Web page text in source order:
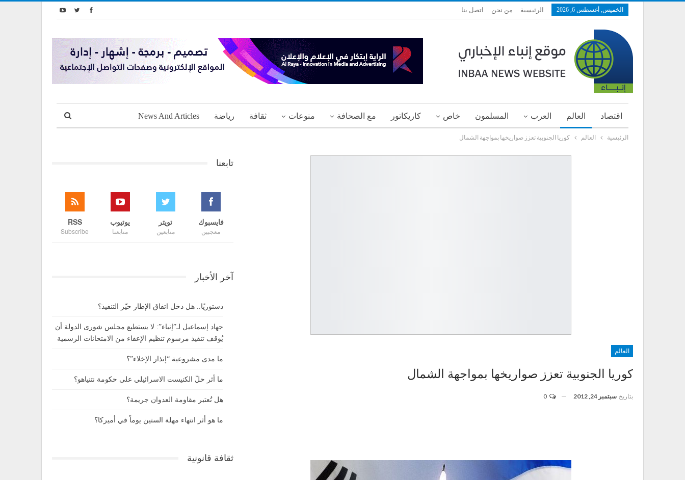
الخميس, أغسطس 6, 2026 الرئيسية من نحن اتصل بنا
اقتصاد العالم العرب المسلمون خاص كاريكاتور مع الصحافة منوعات ثقافة رياضة News And Articles
الرئيسية العالم كوريا الجنوبية تعزز صواريخها بمواجهة الشمال
العالم
كوريا الجنوبية تعزز صواريخها بمواجهة الشمال
بتاريخ سبتمبر 24, 2012
تابعنا
فايسبوك
معجبين
تويتر
متابعين
يوتيوب
متابعنا
RSS
Subscribe
آخر الأخبار
دستوريًا.. هل دخل اتفاق الإطار حيّز التنفيذ؟
جهاد إسماعيل لـ”إنباء”: لا يستطيع مجلس شورى الدولة أن
يُوقف تنفيذ مرسوم تنظيم الإعفاء من الامتحانات الرسمية
ما مدى مشروعية “إنذار الإخلاء”؟
ما أثر حلّ الكنيست الاسرائيلي على حكومة نتنياهو؟
هل تُعتبر مقاومة العدوان جريمة؟
ما هو أثر انتهاء مهلة الستين يوماً في أميركا؟
ثقافة قانونية